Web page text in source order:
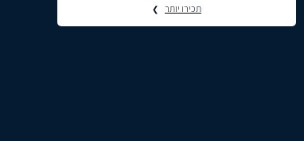
תכירו יותר